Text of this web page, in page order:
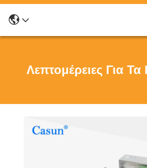
Λεπτομέρειες Για Τα